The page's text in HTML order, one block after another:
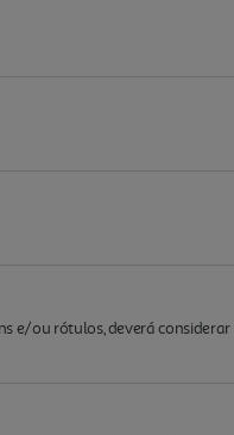
e/ou rótulos, deverá